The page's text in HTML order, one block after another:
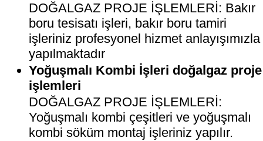
DOĞALGAZ PROJE İŞLEMLERİ: Bakır
boru tesisatı işleri, bakır boru tamiri
işleriniz profesyonel hizmet anlayışımızla
yapılmaktadır
Yoğuşmalı Kombi İşleri doğalgaz proje
işlemleri
DOĞALGAZ PROJE İŞLEMLERİ:
Yoğuşmalı kombi çeşitleri ve yoğuşmalı
kombi söküm montaj işleriniz yapılır.